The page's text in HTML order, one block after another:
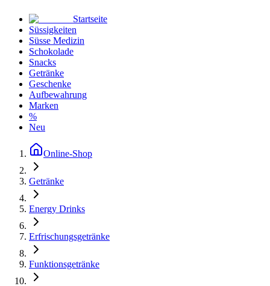
Startseite
Süssigkeiten
Süsse Medizin
Schokolade
Snacks
Getränke
Geschenke
Aufbewahrung
Marken
%
Neu
Online-Shop
Getränke
Energy Drinks
Erfrischungsgetränke
Funktionsgetränke